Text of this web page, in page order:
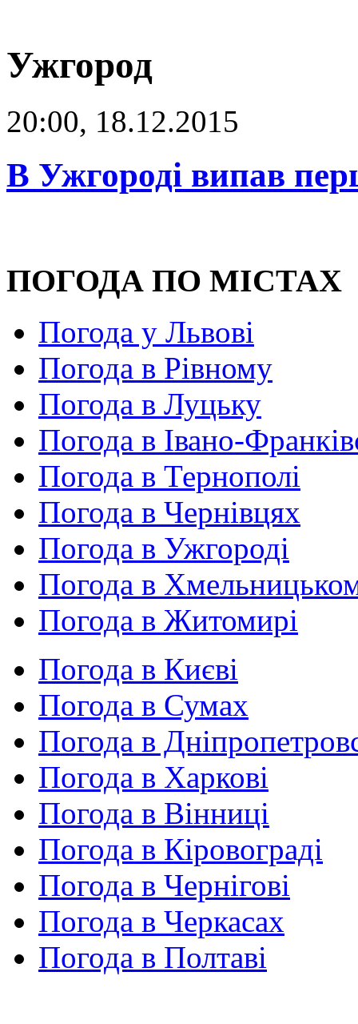
Ужгород
20:00, 18.12.2015
В Ужгороді випав
ПОГОДА ПО МІСТАХ
Погода у Львові
Погода в Рівному
Погода в Луцьку
Погода в Івано-
Погода в Тернополі
Погода в Чернівцях
Погода в Ужгороді
Погода в
Погода в Житомирі
Погода в Києві
Погода в Сумах
Погода в
Погода в Харкові
Погода в Вінниці
Погода в Кіровограді
Погода в Чернігові
Погода в Черкасах
Погода в Полтаві